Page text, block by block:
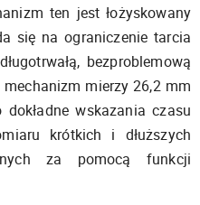
ten jest łożyskowany
się na ograniczenie tarcia
bezproblemową
mierzy 26,2 mm
wskazania czasu
krótkich i dłuższych
za pomocą funkcji